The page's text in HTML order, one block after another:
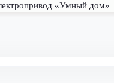
«Умный дом»